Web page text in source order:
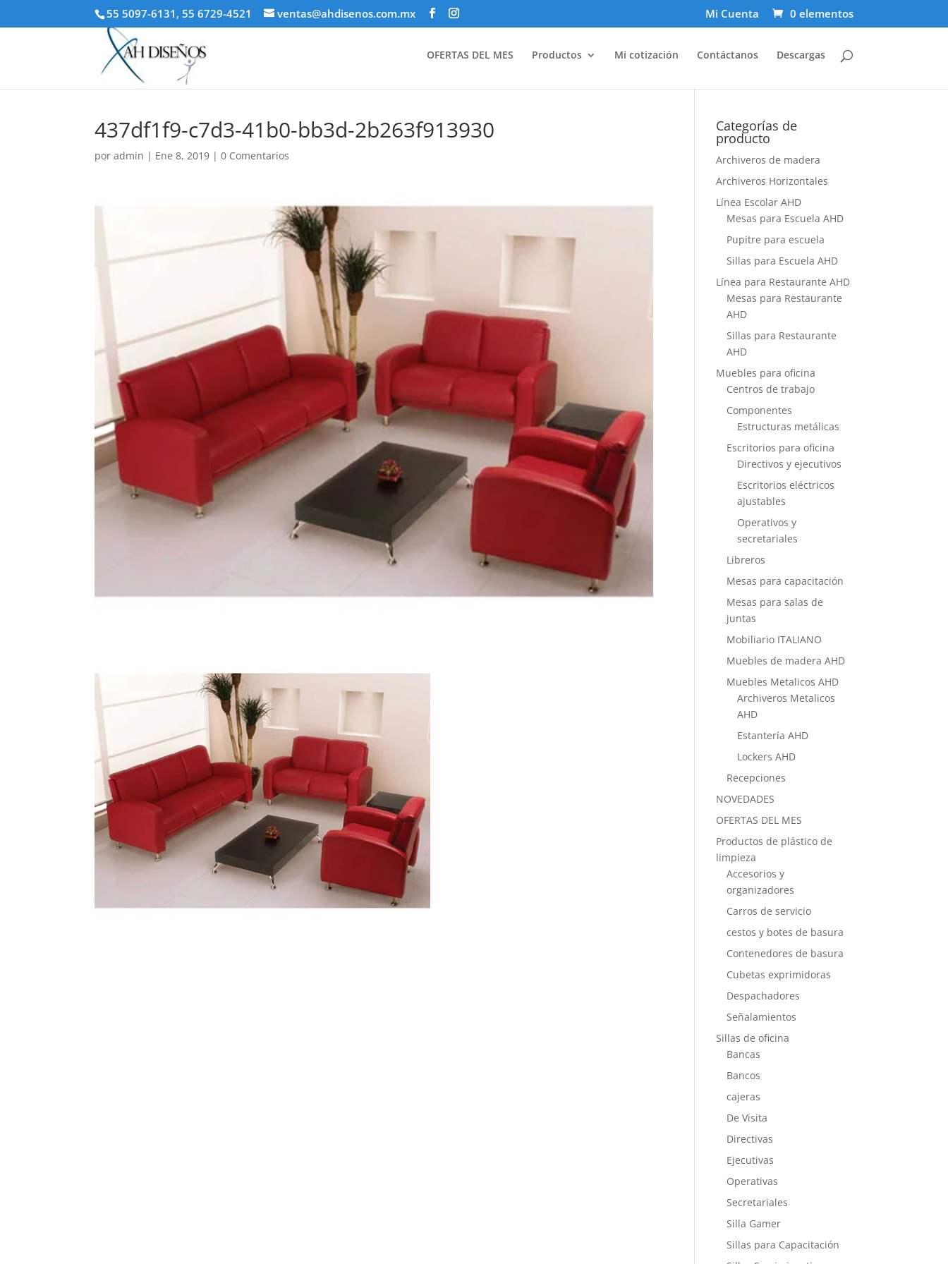
55 5097-6131, 55 6729-4521 ventas@ahdisenos.com.mx Mi Cuenta 0 elementos
OFERTAS DEL MES Productos Mi cotización Contáctanos Descargas
437df1f9-c7d3-41b0-bb3d-2b263f913930
poradmin | Ene 8, 2019 |0 Comentarios
Categorías de
producto
Archiveros de madera
Archiveros Horizontales
Línea Escolar AHD
Mesas para Escuela AHD
Pupitre para escuela
Sillas para Escuela AHD
Línea para Restaurante AHD
Mesas para Restaurante
AHD
Sillas para Restaurante
AHD
Muebles para oficina
Centros de trabajo
Componentes
Estructuras metálicas
Escritorios para oficina
Directivos y ejecutivos
Escritorios eléctricos
ajustables
Operativos y
secretariales
Libreros
Mesas para capacitación
Mesas para salas de
juntas
Mobiliario ITALIANO
Muebles de madera AHD
Muebles Metalicos AHD
Archiveros Metalicos
AHD
Estantería AHD
Lockers AHD
Recepciones
NOVEDADES
OFERTAS DEL MES
Productos de plástico de
limpieza
Accesorios y
organizadores
Carros de servicio
cestos y botes de basura
Contenedores de basura
Cubetas exprimidoras
Despachadores
Señalamientos
Sillas de oficina
Bancas
Bancos
cajeras
De Visita
Directivas
Ejecutivas
Operativas
Secretariales
Silla Gamer
Sillas para Capacitación